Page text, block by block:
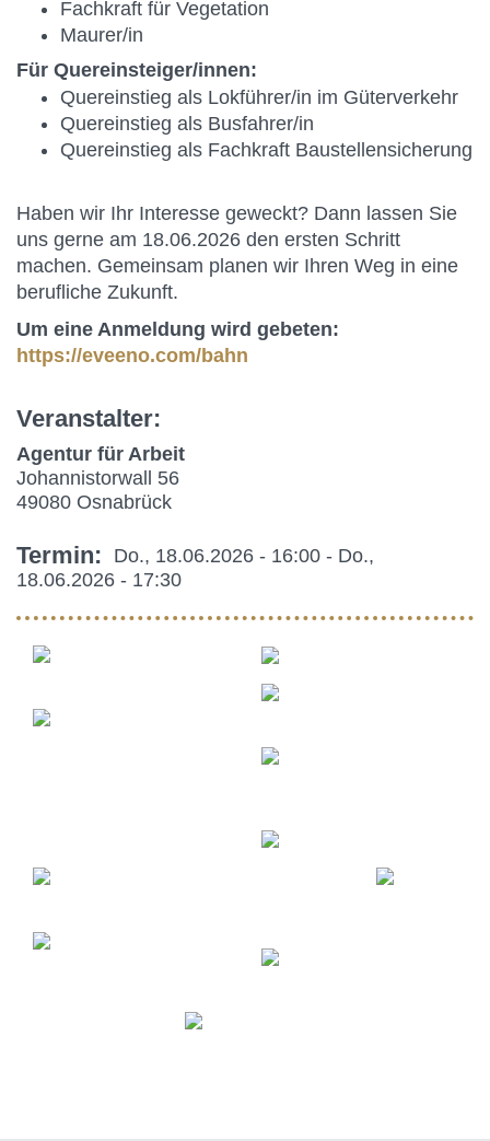
Fachkraft für Vegetation
Maurer/in
Für Quereinsteiger/innen:
Quereinstieg als Lokführer/in im Güterverkehr
Quereinstieg als Busfahrer/in
Quereinstieg als Fachkraft Baustellensicherung
Haben wir Ihr Interesse geweckt? Dann lassen Sie
uns gerne am 18.06.2026 den ersten Schritt
machen. Gemeinsam planen wir Ihren Weg in eine
berufliche Zukunft.
Um eine Anmeldung wird gebeten:
https://eveeno.com/bahn
Veranstalter
Agentur für Arbeit
Johannistorwall 56
Osnabrück
49080
Termin Do., 18.06.2026 - 16:00- Do.,
18.06.2026 - 17:30